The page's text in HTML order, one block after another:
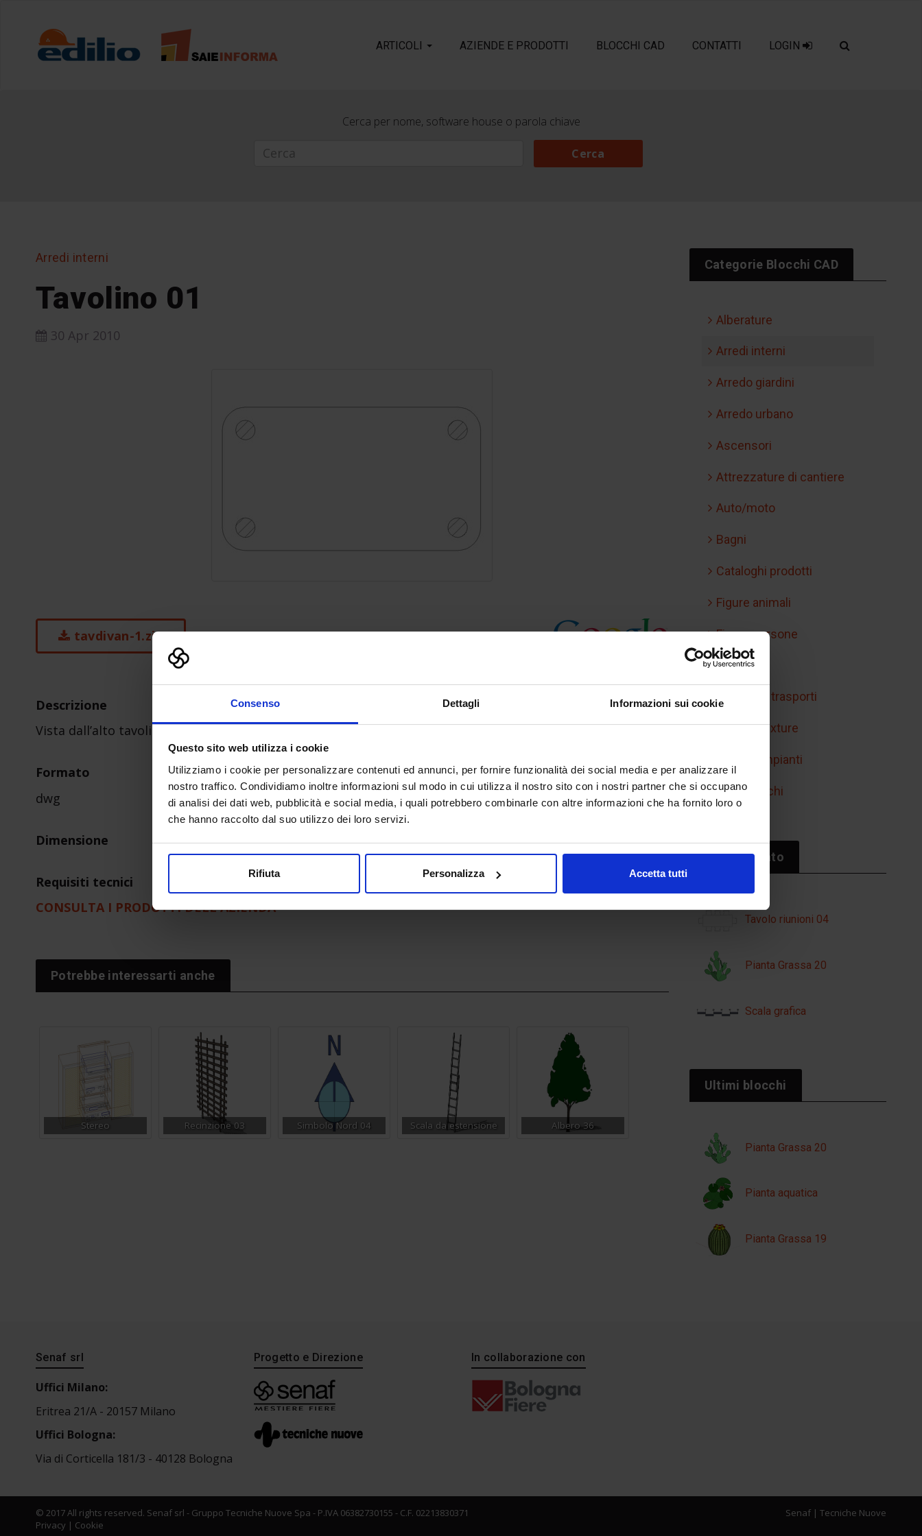
Consenso Dettagli Informazioni sui cookie
Questo sito web utilizza i cookie
Utilizziamo i cookie per personalizzare contenuti ed annunci, per fornire funzionalità dei social media e per analizzare il
nostro traffico. Condividiamo inoltre informazioni sul modo in cui utilizza il nostro sito con i nostri partner che si occupano
di analisi dei dati web, pubblicità e social media, i quali potrebbero combinarle con altre informazioni che ha fornito loro o
che hanno raccolto dal suo utilizzo dei loro servizi.
Rifiuta Personalizza Accetta tutti
ARTICOLI AZIENDE E PRODOTTI BLOCCHI CAD CONTATTI LOGIN
Cerca per nome, software house o parola chiave
Cerca
Arredi interni
Tavolino 01
30 Apr 2010
tavdivan-1.zip
Descrizione
Vista dall’alto tavolino da salotto
Formato
dwg
Dimensione
Requisiti tecnici
CONSULTA I PRODOTTI DELL'AZIENDA
Potrebbe interessarti anche
Stereo Recinzione 03 Simbolo Nord 04 Scala da estensione Albero 36
Categorie Blocchi CAD
Alberature
Arredi interni
Arredo giardini
Arredo urbano
Ascensori
Attrezzature di cantiere
Auto/moto
Bagni
Cataloghi prodotti
Figure animali
Figure persone
Handicap
Mobilità e trasporti
Retini e texture
Simboli impianti
Sport/giochi
Il più cliccato
Tavolo riunioni 04
Pianta Grassa 20
Scala grafica
Ultimi blocchi
Pianta Grassa 20
Pianta aquatica
Pianta Grassa 19
Senaf srl
Uffici Milano:
Eritrea 21/A - 20157 Milano
Uffici Bologna:
Via di Corticella 181/3 - 40128 Bologna
Progetto e Direzione In collaborazione con
© 2017 All rights reserved. Senaf srl - Gruppo Tecniche Nuove Spa - P.IVA 06382730155 - C.F. 02213830371
Privacy | Cookie
Senaf| Tecniche Nuove